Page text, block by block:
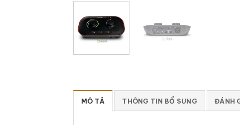
MÔ TẢ THÔNG TIN BỔ SUNG ĐÁNH